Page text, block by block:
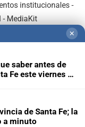
institucionales-
- MediaKit
✕
saber antes de
Fe este viernes 7
de Santa Fe; la
a minuto